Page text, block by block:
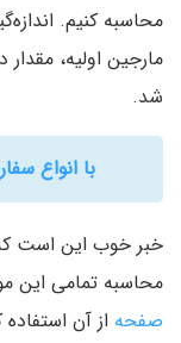
مارجین اولیه،
شد.
با انواع
خبر خوب این است
محاسبه تمامی این
صفحه از آن